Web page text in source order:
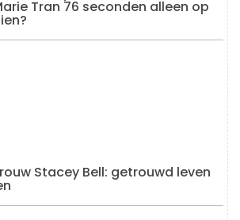
Tran 76 seconden alleen op
Stacey Bell: getrouwd leven